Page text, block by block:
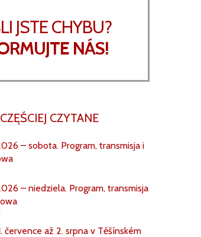
JSTE CHYBU?
NÁS!
CZYTANE
– sobota. Program, transmisja i
– niedziela. Program, transmisja
července až 2. srpna v Těšínském